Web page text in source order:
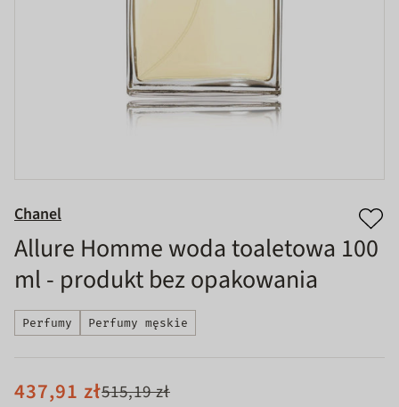
Chanel
Allure Homme woda toaletowa 100
ml - produkt bez opakowania
Perfumy Perfumy męskie
437,91 zł515,19 zł